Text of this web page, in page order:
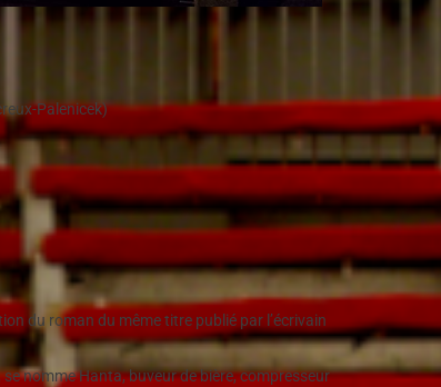
Palenicek)
du roman du même titre publié par l’écrivain
se nomme Hanta, buveur de bière, compresseur